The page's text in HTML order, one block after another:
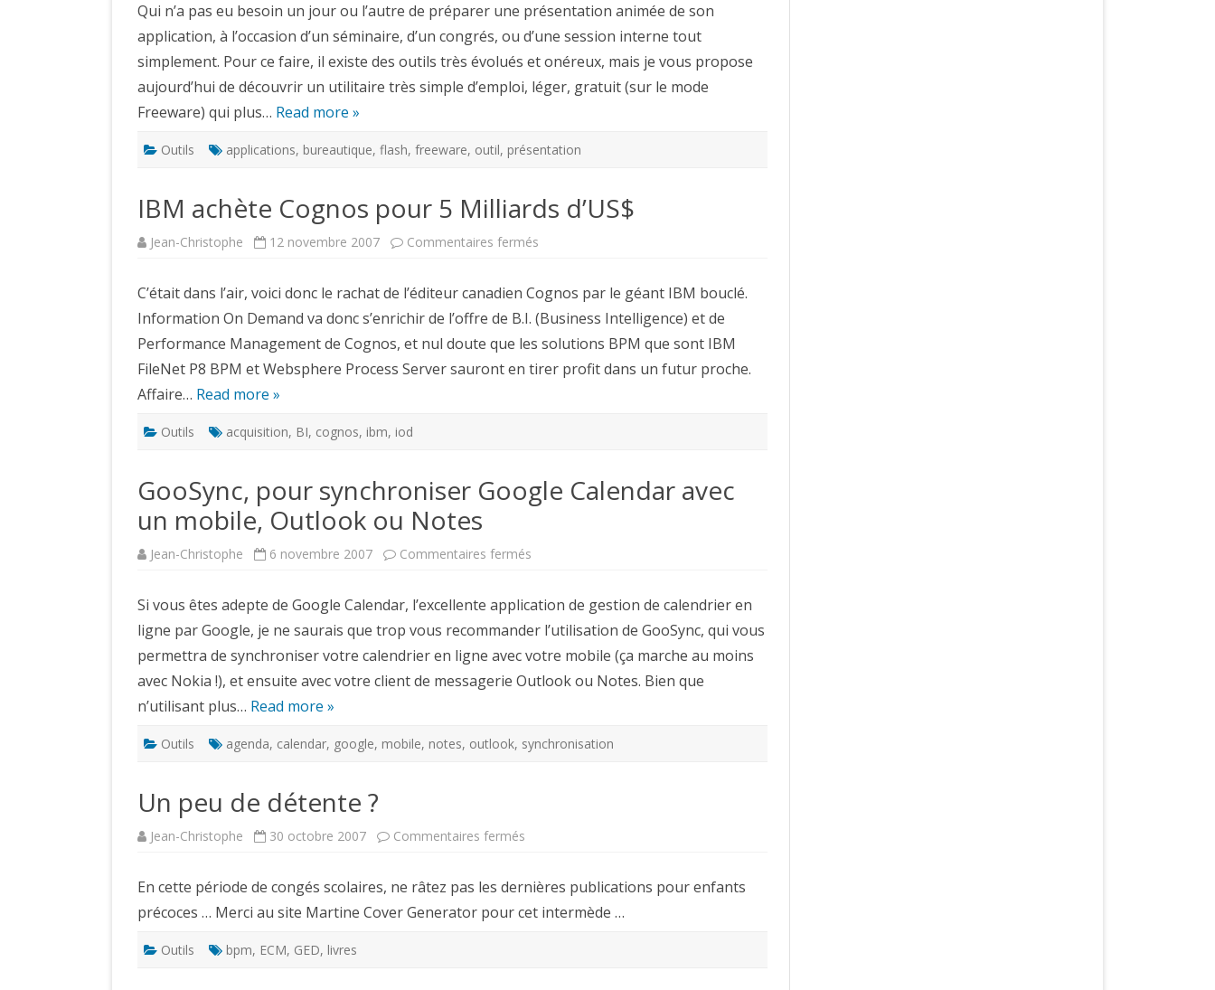
facilement
une
présentation
animée
de
vos
applications
Qui n’a pas eu besoin un jour ou l’autre de préparer une présentation animée de son
application, à l’occasion d’un séminaire, d’un congrés, ou d’une session interne tout
simplement. Pour ce faire, il existe des outils très évolués et onéreux, mais je vous propose
aujourd’hui de découvrir un utilitaire très simple d’emploi, léger, gratuit (sur le mode
Freeware) qui plus… Read more »
Outils applications, bureautique, flash, freeware, outil, présentation
IBM achète Cognos pour 5 Milliards d’US$
Jean-Christophe 12 novembre 2007 Commentaires fermés
pour
5
Milliards
d’US$
C’était dans l’air, voici donc le rachat de l’éditeur canadien Cognos par le géant IBM bouclé.
Information On Demand va donc s’enrichir de l’offre de B.I. (Business Intelligence) et de
Performance Management de Cognos, et nul doute que les solutions BPM que sont IBM
FileNet P8 BPM et Websphere Process Server sauront en tirer profit dans un futur proche.
Affaire… Read more »
Outils acquisition, BI, cognos, ibm, iod
GooSync, pour synchroniser Google Calendar avec
un mobile, Outlook ou Notes
Jean-Christophe 6 novembre 2007 Commentaires fermés
Google
Calendar
avec
un
mobile,
Outlook
ou
Notes
Si vous êtes adepte de Google Calendar, l’excellente application de gestion de calendrier en
ligne par Google, je ne saurais que trop vous recommander l’utilisation de GooSync, qui vous
permettra de synchroniser votre calendrier en ligne avec votre mobile (ça marche au moins
avec Nokia !), et ensuite avec votre client de messagerie Outlook ou Notes. Bien que
n’utilisant plus… Read more »
Outils agenda, calendar, google, mobile, notes, outlook, synchronisation
Un peu de détente ?
Jean-Christophe 30 octobre 2007 Commentaires fermés
détente
?
En cette période de congés scolaires, ne râtez pas les dernières publications pour enfants
précoces … Merci au site Martine Cover Generator pour cet intermède …
Outils bpm, ECM, GED, livres